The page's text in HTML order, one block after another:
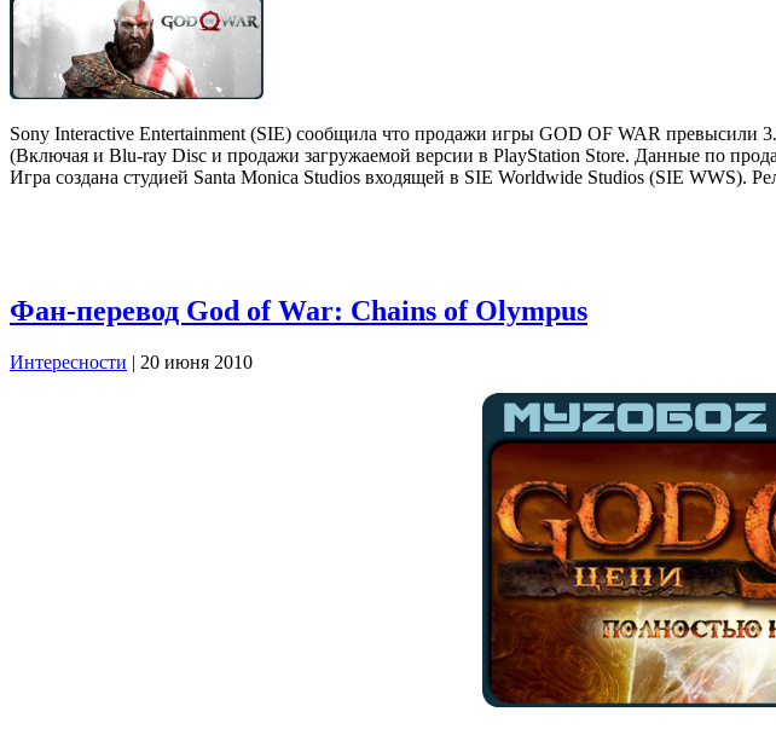
Sony Interactive Entertainment (SIE) сообщила что продажи игры GOD OF WAR превысили
(Включая и Blu-ray Disc и продажи загружаемой версии в PlayStation Store. Данные по
Игра создана студией Santa Monica Studios входящей в SIE Worldwide Studios (SIE WWS).
Фан-перевод God of War: Chains of Olympus
Интересности | 20 июня 2010